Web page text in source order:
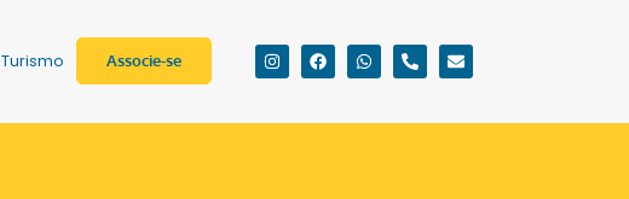
Turismo Associe-se